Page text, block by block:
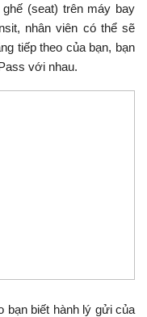
(seat) trên máy bay
nhân viên có thể sẽ
tiếp theo của bạn, bạn
với nhau.
bạn biết hành lý gửi của